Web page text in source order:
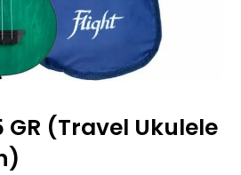
GR (Travel Ukulele